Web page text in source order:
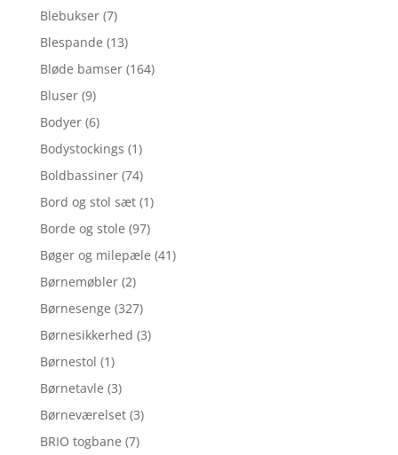
Blebukser (7)
Blespande (13)
Bløde bamser (164)
Bluser (9)
Bodyer (6)
Bodystockings (1)
Boldbassiner (74)
Bord og stol sæt (1)
Borde og stole (97)
Bøger og milepæle (41)
Børnemøbler (2)
Børnesenge (327)
Børnesikkerhed (3)
Børnestol (1)
Børnetavle (3)
Børneværelset (3)
BRIO togbane (7)